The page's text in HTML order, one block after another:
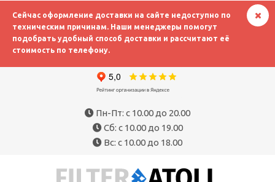
Сейчас оформление доставки на сайте недоступно по
техническим причинам. Наши менеджеры помогут
подобрать удобный способ доставки и рассчитают её
стоимость по телефону.
Пн-Пт: с 10.00 до 20.00
Сб: с 10.00 до 19.00
Вс: с 10.00 до 18.00